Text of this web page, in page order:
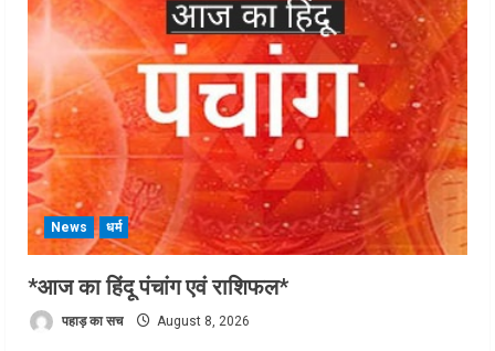
News धर्म
*आज का हिंदू पंचांग एवं राशिफल*
पहाड़ का सच August 8, 2026